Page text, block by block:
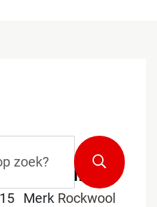
Zoeken
Merk Rockwool